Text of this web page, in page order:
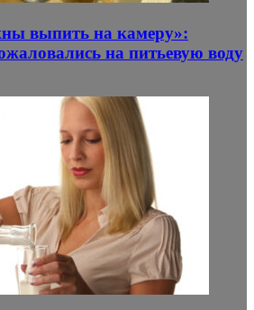
выпить на камеру»:
на питьевую воду